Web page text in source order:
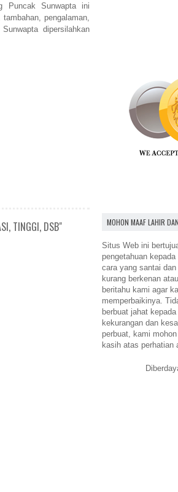
Puncak Sunwapta ini
pengalaman,
dipersilahkan
TINGGI, DSB" MOHON MAAF LAHIR
Situs Web ini
pengetahuan
cara yang santai
kurang berkenan
beritahu kami agar
memperbaikinya.
berbuat jahat
kekurangan dan
perbuat, kami
kasih atas perhatian